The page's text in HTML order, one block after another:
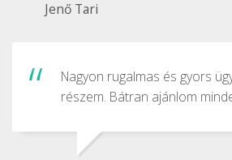
Jenő Tari
Nagyon rugalmas és gyors
részem. Bátran ajánlom